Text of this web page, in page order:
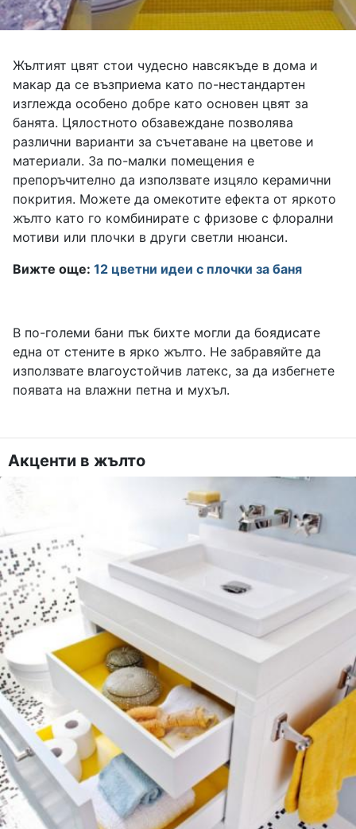
Жълтият цвят стои чудесно навсякъде в дома и
макар да се възприема като по-нестандартен
изглежда особено добре като основен цвят за
банята. Цялостното обзавеждане позволява
различни варианти за съчетаване на цветове и
материали. За по-малки помещения е
препоръчително да използвате изцяло керамични
покрития. Можете да омекотите ефекта от яркото
жълто като го комбинирате с фризове с флорални
мотиви или плочки в други светли нюанси.
Вижте още: 12 цветни идеи с плочки за баня
В по-големи бани пък бихте могли да боядисате
една от стените в ярко жълто. Не забравяйте да
използвате влагоустойчив латекс, за да избегнете
появата на влажни петна и мухъл.
Акценти в жълто